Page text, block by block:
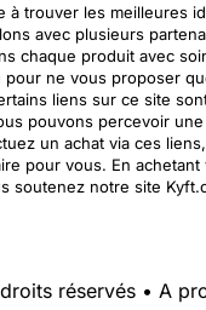
à trouver les meilleures
avec plusieurs
chaque produit avec
pour ne vous proposer
liens sur ce site
pouvons percevoir
un achat via ces
pour vous. En achetant
soutenez notre site
réservés • A